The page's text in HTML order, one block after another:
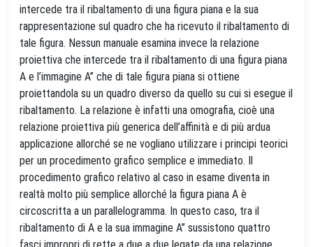
intercede tra il ribaltamento di una figura piana e la sua
rappresentazione sul quadro che ha ricevuto il ribaltamento di
tale figura. Nessun manuale esamina invece la relazione
proiettiva che intercede tra il ribaltamento di una figura piana
A e l’immagine A’’ che di tale figura piana si ottiene
proiettandola su un quadro diverso da quello su cui si esegue il
ribaltamento. La relazione è infatti una omografia, cioè una
relazione proiettiva più generica dell’affinità e di più ardua
applicazione allorché se ne vogliano utilizzare i principi teorici
per un procedimento grafico semplice e immediato. Il
procedimento grafico relativo al caso in esame diventa in
realtà molto più semplice allorché la figura piana A è
circoscritta a un parallelogramma. In questo caso, tra il
ribaltamento di A e la sua immagine A’’ sussistono quattro